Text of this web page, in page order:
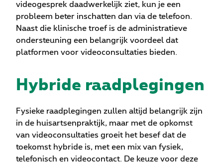
videogesprek daadwerkelijk ziet, kun je een
probleem beter inschatten dan via de telefoon.
Naast die klinische troef is de administratieve
ondersteuning een belangrijk voordeel dat
platformen voor videoconsultaties bieden.
Hybride raadplegingen
Fysieke raadplegingen zullen altijd belangrijk zijn
in de huisartsenpraktijk, maar met de opkomst
van videoconsultaties groeit het besef dat de
toekomst hybride is, met een mix van fysiek,
telefonisch en videocontact. De keuze voor deze